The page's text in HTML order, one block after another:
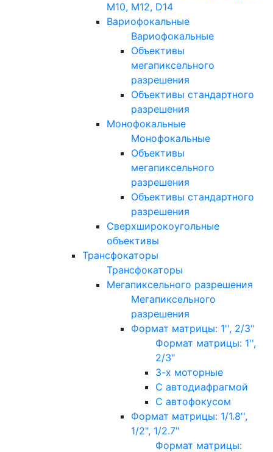
M10, M12, D14
Вариофокальные
Вариофокальные
Объективы
мегапиксельного
разрешения
Объективы стандартного
разрешения
Монофокальные
Монофокальные
Объективы
мегапиксельного
разрешения
Объективы стандартного
разрешения
Сверхширокоугольные
объективы
Трансфокаторы
Трансфокаторы
Мегапиксельного разрешения
Мегапиксельного
разрешения
Формат матрицы: 1'', 2/3"
Формат матрицы: 1'',
2/3"
3-х моторные
С автодиафрагмой
С автофокусом
Формат матрицы: 1/1.8'',
1/2", 1/2.7"
Формат матрицы: